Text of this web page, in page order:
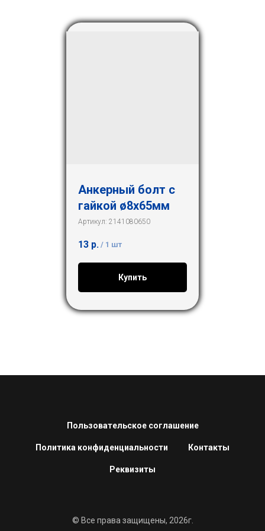
Анкерный болт с
гайкой ø8х65мм
Артикул: 2141080650
13 р. / 1 шт
Купить
Пользовательское соглашение
Политика конфиденциальности Контакты
Реквизиты
© Все права защищены, 2026г.